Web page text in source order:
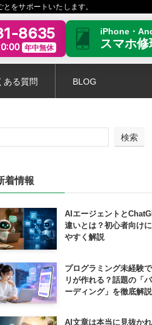
をサポートいたします。
8635
年中無休
iPhone・
スマホ
ある質問 BLOG
検索
着情報
AIエージェントと
違いとは？初心者向け
やすく解説
プログラミング未経験
リが作れる？話題の「
ーディング」を徹底解説
AI文章は本当に見抜かれ